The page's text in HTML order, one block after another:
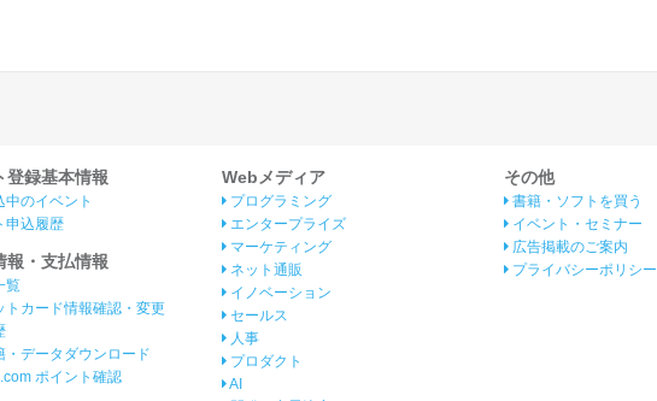
登録基本情報
中のイベント
申込履歴
報・支払情報
覧
トカード情報確認・変更
・データダウンロード
ポイント確認
Webメディア
プログラミング
エンタープライズ
マーケティング
ネット通販
イノベーション
セールス
人事
プロダクト
AI
その他
書籍・ソフトを買う
イベント・セミナー
広告掲載のご案内
プライバシーポリシー